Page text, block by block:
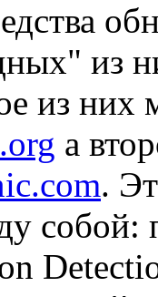
из
из них
а
.